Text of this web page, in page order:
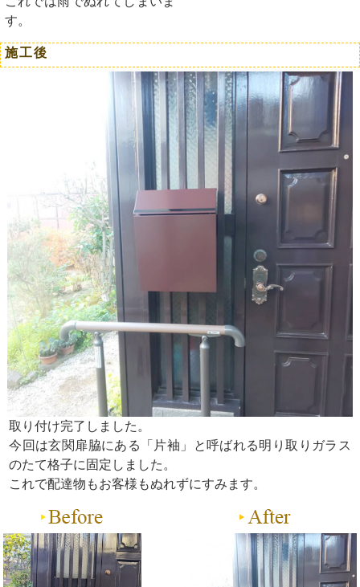
す。
施工後
取り付け完了しました。
今回は玄関扉脇にある「片袖」と呼ばれる明り取りガラス
のたて格子に固定しました。
これで配達物もお客様もぬれずにすみます。